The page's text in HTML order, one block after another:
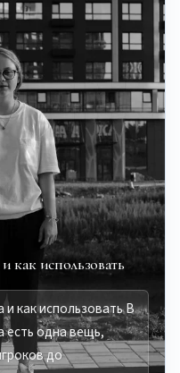
как использовать
и как использовать В
есть одна вещь,
до